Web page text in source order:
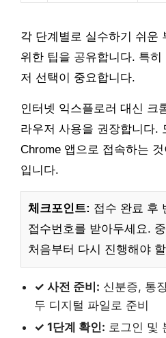
각 단계별로 실수하기 쉬운
위한 팁을 공유합니다. 특
저 선택이 중요합니다.
인터넷 익스플로러 대신 크
라우저 사용을 권장합니다.
Chrome 앱으로 접속하는
입니다.
체크포인트: 접수 완료 후
접수번호를 받아두세요.
처음부터 다시 진행해야
✓ 사전 준비: 신분증, 통
두 디지털 파일로 준비
✓ 1단계 확인: 로그인 및